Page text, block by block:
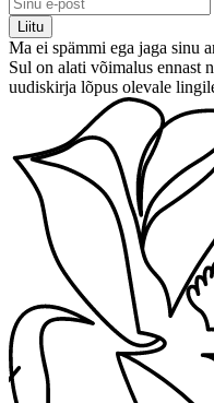
Ma ei spämmi ega jaga sinu
Sul on alati võimalus ennast
uudiskirja lõpus olevale